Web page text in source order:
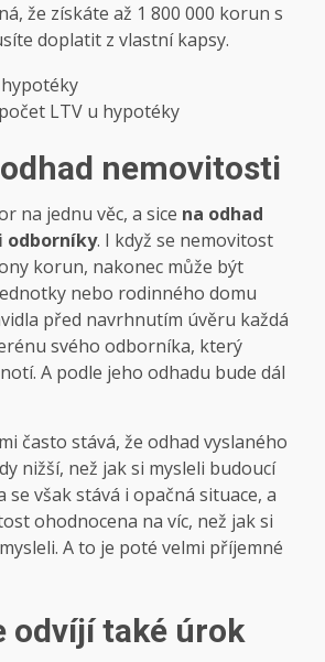
že získáte až 1 800 000 korun s
doplatit z vlastní kapsy.
LTV u hypotéky
nemovitosti
na jednu věc, a sice na odhad
odborníky. I když se nemovitost
korun, nakonec může být
nebo rodinného domu
před navrhnutím úvěru každá
svého odborníka, který
A podle jeho odhadu bude dál
často stává, že odhad vyslaného
nižší, než jak si mysleli budoucí
se však stává i opačná situace, a
ohodnocena na víc, než jak si
A to je poté velmi příjemné
odvíjí také úrok